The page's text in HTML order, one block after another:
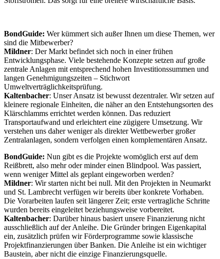
BondGuide: Wer kümmert sich außer Ihnen um diese Themen, wer
sind die Mitbewerber?
Mildner: Der Markt befindet sich noch in einer frühen
Entwicklungsphase. Viele bestehende Konzepte setzen auf große
zentrale Anlagen mit entsprechend hohen Investitionssummen und
langen Genehmigungszeiten – Stichwort
Umweltverträglichkeitsprüfung.
Kaltenbacher: Unser Ansatz ist bewusst dezentraler. Wir setzen auf
kleinere regionale Einheiten, die näher an den Entstehungsorten des
Klärschlamms errichtet werden können. Das reduziert
Transportaufwand und erleichtert eine zügigere Umsetzung. Wir
verstehen uns daher weniger als direkter Wettbewerber großer
Zentralanlagen, sondern verfolgen einen komplementären Ansatz.
BondGuide: Nun gibt es die Projekte womöglich erst auf dem
Reißbrett, also mehr oder minder einen Blindpool. Was passiert,
wenn weniger Mittel als geplant eingeworben werden?
Mildner: Wir starten nicht bei null. Mit den Projekten in Neumarkt
und St. Lambrecht verfügen wir bereits über konkrete Vorhaben.
Die Vorarbeiten laufen seit längerer Zeit; erste vertragliche Schritte
wurden bereits eingeleitet beziehungsweise vorbereitet.
Kaltenbacher: Darüber hinaus basiert unsere Finanzierung nicht
ausschließlich auf der Anleihe. Die Gründer bringen Eigenkapital
ein, zusätzlich prüfen wir Förderprogramme sowie klassische
Projektfinanzierungen über Banken. Die Anleihe ist ein wichtiger
Baustein, aber nicht die einzige Finanzierungsquelle.